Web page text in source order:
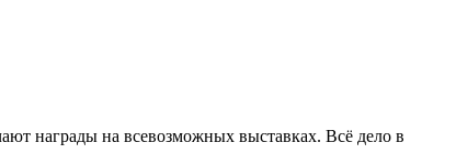
награды на всевозможных выставках. Всё дело в